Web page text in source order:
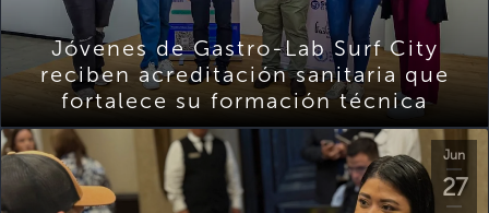
Jóvenes de Gastro-Lab Surf City
reciben acreditación sanitaria que
fortalece su formación técnica
Jun
27